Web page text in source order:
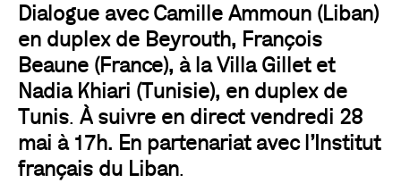
Dialogue avec Camille Ammoun (Liban)
en duplex de Beyrouth, François
Beaune (France), à la Villa Gillet et
Nadia Khiari (Tunisie), en duplex de
Tunis. À suivre en direct vendredi 28
mai à 17h. En partenariat avec l’Institut
français du Liban.